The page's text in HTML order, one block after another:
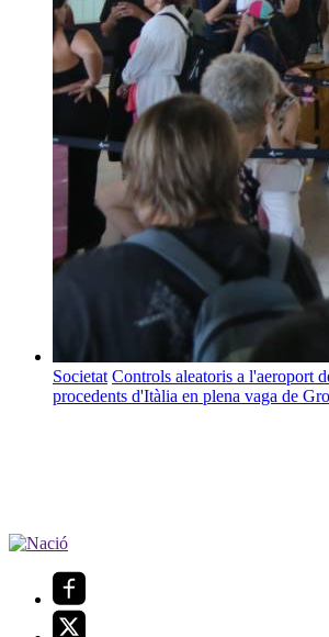
Societat Controls aleatoris a l'aeroport
procedents d'Itàlia en plena vaga de